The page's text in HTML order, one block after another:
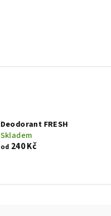
Deodorant FRESH
Skladem
od 240 Kč